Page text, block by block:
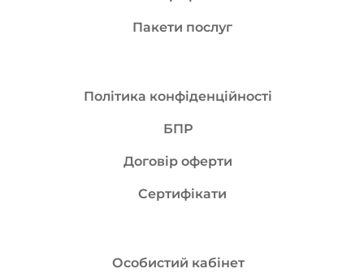
Пакети послуг
Політика конфіденційності
БПР
Договір оферти
Сертифікати
Особистий кабінет